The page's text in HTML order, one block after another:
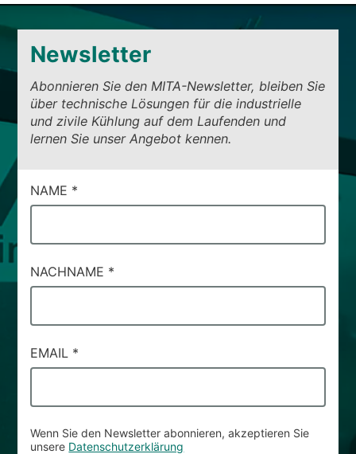
Newsletter
Abonnieren Sie den MITA-Newsletter, bleiben Sie
über technische Lösungen für die industrielle
und zivile Kühlung auf dem Laufenden und
lernen Sie unser Angebot kennen.
CAMPI
DI
NAME *
NACHNAME *
EMAIL *
Wenn Sie den Newsletter abonnieren, akzeptieren Sie
unsere Datenschutzerklärung